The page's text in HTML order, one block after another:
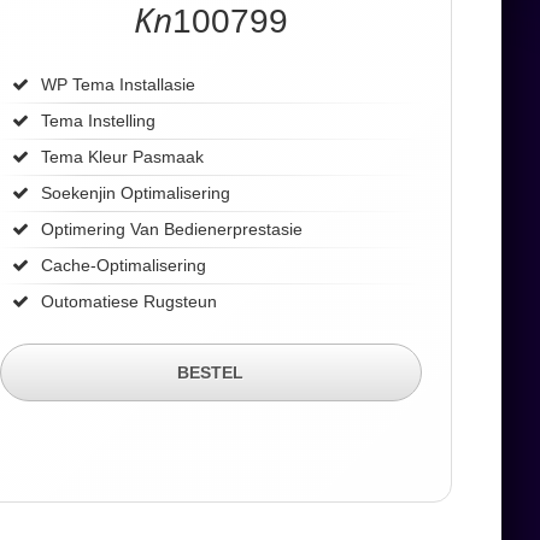
Kn100799
WP Tema Installasie
Tema Instelling
Tema Kleur Pasmaak
Soekenjin Optimalisering
Optimering Van Bedienerprestasie
Cache-Optimalisering
Outomatiese Rugsteun
BESTEL